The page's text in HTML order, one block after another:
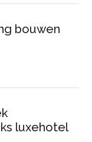
bouwen
luxehotel